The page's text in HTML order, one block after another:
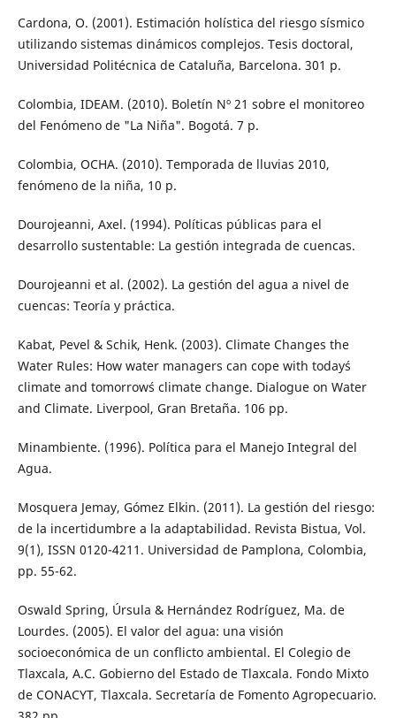
Cardona, O. (2001). Estimación holística del riesgo sísmico
utilizando sistemas dinámicos complejos. Tesis doctoral,
Universidad Politécnica de Cataluña, Barcelona. 301 p.
Colombia, IDEAM. (2010). Boletín Nº 21 sobre el monitoreo
del Fenómeno de "La Niña". Bogotá. 7 p.
Colombia, OCHA. (2010). Temporada de lluvias 2010,
fenómeno de la niña, 10 p.
Dourojeanni, Axel. (1994). Políticas públicas para el
desarrollo sustentable: La gestión integrada de cuencas.
Dourojeanni et al. (2002). La gestión del agua a nivel de
cuencas: Teoría y práctica.
Kabat, Pevel & Schik, Henk. (2003). Climate Changes the
Water Rules: How water managers can cope with today´s
climate and tomorrow´s climate change. Dialogue on Water
and Climate. Liverpool, Gran Bretaña. 106 pp.
Minambiente. (1996). Política para el Manejo Integral del
Agua.
Mosquera Jemay, Gómez Elkin. (2011). La gestión del riesgo:
de la incertidumbre a la adaptabilidad. Revista Bistua, Vol.
9(1), ISSN 0120-4211. Universidad de Pamplona, Colombia,
pp. 55-62.
Oswald Spring, Úrsula & Hernández Rodríguez, Ma. de
Lourdes. (2005). El valor del agua: una visión
socioeconómica de un conflicto ambiental. El Colegio de
Tlaxcala, A.C. Gobierno del Estado de Tlaxcala. Fondo Mixto
de CONACYT, Tlaxcala. Secretaría de Fomento Agropecuario.